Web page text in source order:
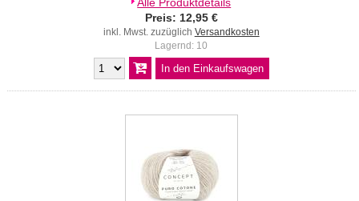
Alle Produktdetails
Preis: 12,95 €
inkl. Mwst. zuzüglich Versandkosten
Lagernd: 10